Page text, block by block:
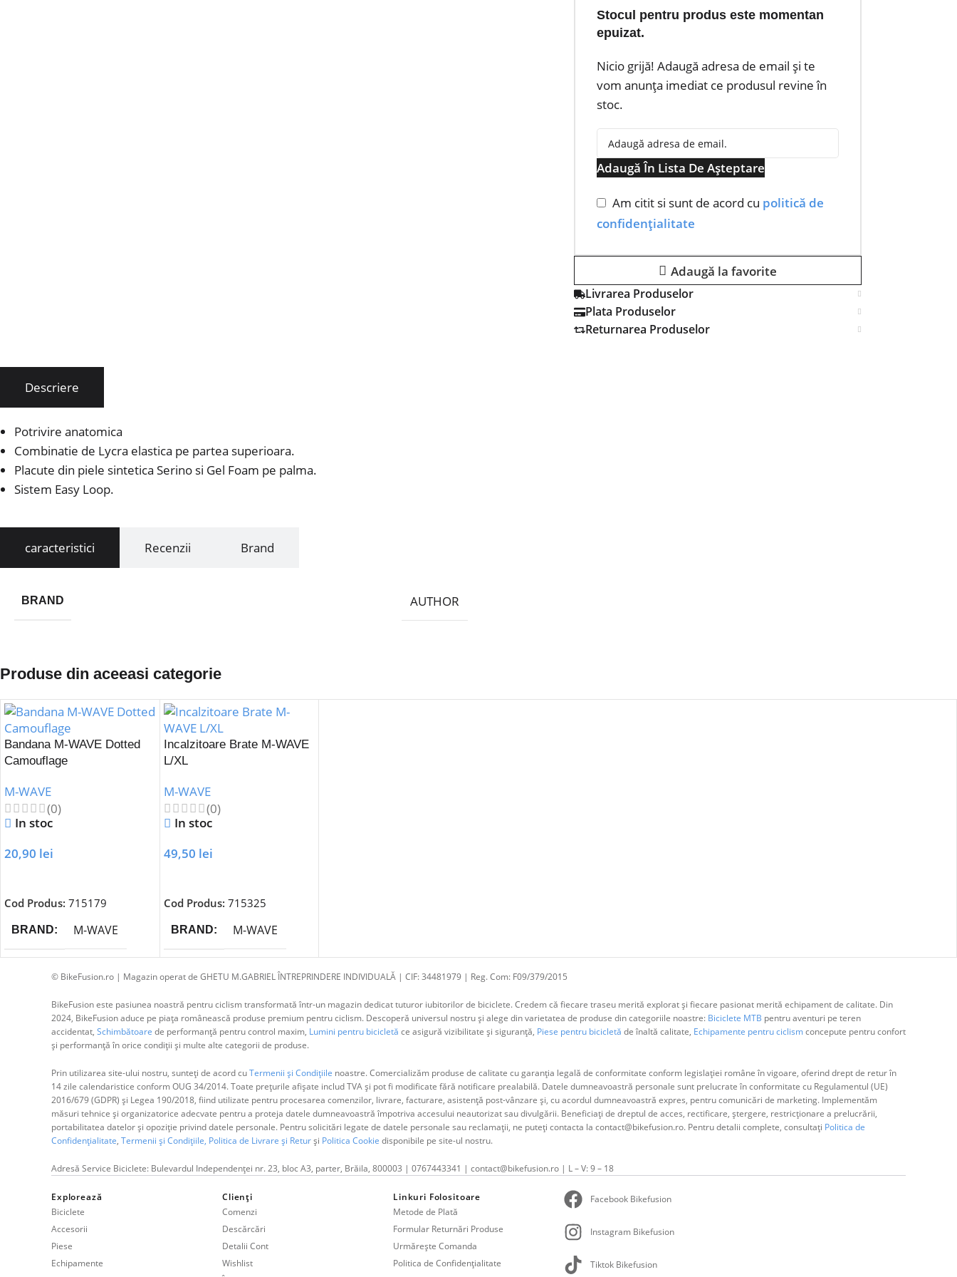
Stocul pentru produs este momentan
epuizat.
Nicio grijă! Adaugă adresa de email și te
vom anunța imediat ce produsul revine în
stoc.
Adaugă În Lista De Așteptare
Am citit si sunt de acord cu politică de
confidențialitate
Adaugă la favorite
Livrarea Produselor
Plata Produselor
Returnarea Produselor
Descriere
Potrivire anatomica
Combinatie de Lycra elastica pe partea superioara.
Placute din piele sintetica Serino si Gel Foam pe palma.
Sistem Easy Loop.
caracteristici Recenzii Brand
BRAND AUTHOR
Produse din aceeasi categorie
Bandana M-WAVE Dotted
Camouflage
M-WAVE
(0)
In stoc
20,90 lei
Cod Produs: 715179
BRAND M-WAVE
Incalzitoare Brate M-WAVE
L/XL
M-WAVE
(0)
In stoc
49,50 lei
Cod Produs: 715325
BRAND M-WAVE
© BikeFusion.ro | Magazin operat de GHETU M.GABRIEL ÎNTREPRINDERE INDIVIDUALĂ | CIF: 34481979 | Reg. Com: F09/379/2015
BikeFusion este pasiunea noastră pentru ciclism transformată într-un magazin dedicat tuturor iubitorilor de biciclete. Credem că fiecare traseu merită explorat și fiecare pasionat merită echipament de calitate. Din
2024, BikeFusion aduce pe piața românească produse premium pentru ciclism. Descoperă universul nostru și alege din varietatea de produse din categoriile noastre:Biciclete MTB pentru aventuri pe teren
accidentat, Schimbătoare de performanță pentru control maxim, Lumini pentru bicicletă ce asigură vizibilitate și siguranță, Piese pentru bicicletă de înaltă calitate, Echipamente pentru ciclismconcepute pentru confort
și performanță în orice condiții și multe alte categorii de produse.
Prin utilizarea site-ului nostru, sunteți de acord cuTermenii și Condițiile noastre. Comercializăm produse de calitate cu garanția legală de conformitate conform legislației române în vigoare, oferind drept de retur în
14 zile calendaristice conform OUG 34/2014. Toate prețurile afișate includ TVA și pot fi modificate fără notificare prealabilă. Datele dumneavoastră personale sunt prelucrate în conformitate cu Regulamentul (UE)
2016/679 (GDPR) și Legea 190/2018, fiind utilizate pentru procesarea comenzilor, livrare, facturare, asistență post-vânzare și, cu acordul dumneavoastră expres, pentru comunicări de marketing. Implementăm
măsuri tehnice și organizatorice adecvate pentru a proteja datele dumneavoastră împotriva accesului neautorizat sau divulgării. Beneficiați de dreptul de acces, rectificare, ștergere, restricționare a prelucrării,
portabilitatea datelor și opoziție privind datele personale. Pentru solicitări legate de datele personale sau reclamații, ne puteți contacta la contact@bikefusion.ro. Pentru detalii complete, consultați Politica de
Confidențialitate, Termenii și Condițiile, Politica de Livrare și Returși Politica Cookie disponibile pe site-ul nostru.
Adresă Service Biciclete: Bulevardul Independenței nr. 23, bloc A3, parter, Brăila, 800003 | 0767443341 | contact@bikefusion.ro | L – V: 9 – 18
Explorează
Biciclete
Accesorii
Piese
Echipamente
Clienți
Comenzi
Descărcări
Detalii Cont
Wishlist
Linkuri Folositoare
Metode de Plată
Formular Returnări Produse
Urmărește Comanda
Politica de Confidențialitate
Facebook Bikefusion
Instagram Bikefusion
Tiktok Bikefusion